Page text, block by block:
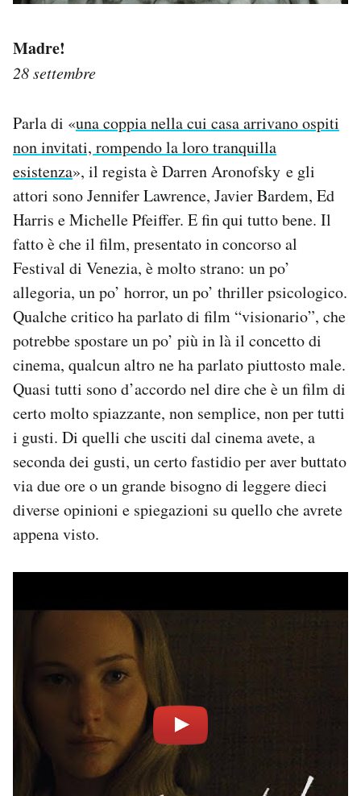
Madre!
28 settembre
Parla di «una coppia nella cui casa arrivano ospiti
non invitati, rompendo la loro tranquilla
esistenza», il regista è Darren Aronofsky e gli
attori sono Jennifer Lawrence, Javier Bardem, Ed
Harris e Michelle Pfeiffer. E fin qui tutto bene. Il
fatto è che il film, presentato in concorso al
Festival di Venezia, è molto strano: un po’
allegoria, un po’ horror, un po’ thriller psicologico.
Qualche critico ha parlato di film “visionario”, che
potrebbe spostare un po’ più in là il concetto di
cinema, qualcun altro ne ha parlato piuttosto male.
Quasi tutti sono d’accordo nel dire che è un film di
certo molto spiazzante, non semplice, non per tutti
i gusti. Di quelli che usciti dal cinema avete, a
seconda dei gusti, un certo fastidio per aver buttato
via due ore o un grande bisogno di leggere dieci
diverse opinioni e spiegazioni su quello che avrete
appena visto.